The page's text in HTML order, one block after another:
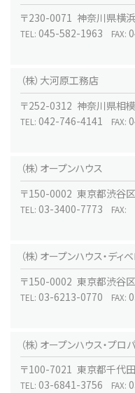
〒230-0071 神奈川県横
TEL: 045-582-1963 FAX:
（株）大河原工務店
〒252-0312 神奈川県相
TEL: 042-746-4141 FAX:
（株）オープンハウス
〒150-0002 東京都渋谷
TEL: 03-3400-7773 FAX:
（株）オープンハウス・ディ
〒150-0002 東京都渋谷
TEL: 03-6213-0770 FAX:
（株）オープンハウス・プロ
〒100-7021 東京都千代
TEL: 03-6841-3756 FAX: